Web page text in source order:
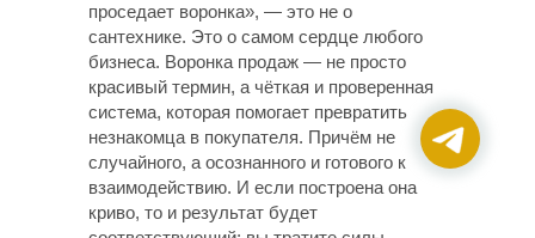
проседает воронка», — это не о
сантехнике. Это о самом сердце любого
бизнеса. Воронка продаж — не просто
красивый термин, а чёткая и проверенная
система, которая помогает превратить
незнакомца в покупателя. Причём не
случайного, а осознанного и готового к
взаимодействию. И если построена она
криво, то и результат будет